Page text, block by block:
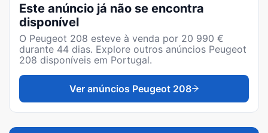
Este anúncio já não se encontra
disponível
O Peugeot 208 esteve à venda por 20 990 €
durante 44 dias. Explore outros anúncios Peugeot
208 disponíveis em Portugal.
Ver anúncios Peugeot 208